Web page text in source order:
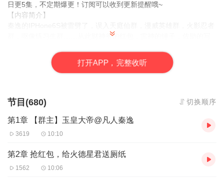
日更5集，不定期爆更！订阅可以收到更新提醒哦~
【内容简介】
群，呕像练习生群……从此财神爷的红包，雷神的锤子，佐助的写
秦逸还化身最强黄牛倒爷！玉皇大帝：朕想喝茅台了～秦逸：可
以，拿九龙杯换！托尼史塔克：秦，我需要一颗回魂丹！秦逸：好
来，然后把鞋码私发我。纲手：香奈儿的包包什么时候到货？秦
逸：先把温泉沐浴的私房照发我。菜鲲鲲：鸡你太美～秦逸：
先……滚！
作者：欲买桂花同载酒，网络小说作家，作品《万界聊天群》，欢
打开APP，完整收听
节目(680) 切换顺序
第1章 【群主】玉皇大帝@凡人秦逸
3619 10:10
第2章 抢红包，给火德星君送厕纸
1562 10:06